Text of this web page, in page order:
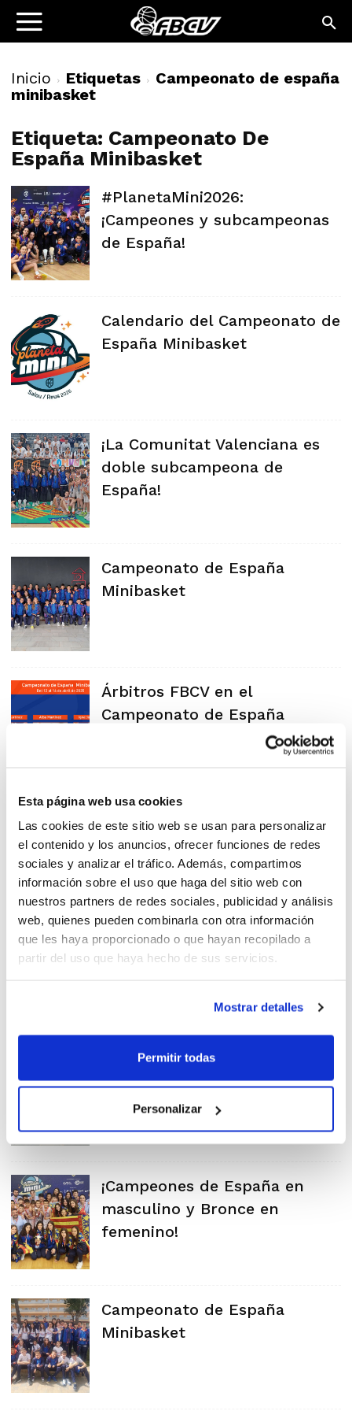
Esta página web usa cookies
Las cookies de este sitio web se usan para personalizar
el contenido y los anuncios, ofrecer funciones de redes
sociales y analizar el tráfico. Además, compartimos
información sobre el uso que haga del sitio web con
nuestros partners de redes sociales, publicidad y análisis
web, quienes pueden combinarla con otra información
que les haya proporcionado o que hayan recopilado a
partir del uso que haya hecho de sus servicios.
Mostrar detalles
Permitir todas
Personalizar
Inicio Etiquetas
Campeonato de españa
minibasket
Etiqueta: Campeonato De
España Minibasket
#PlanetaMini2026:
¡Campeones y subcampeonas
de España!
Calendario del Campeonato de
España Minibasket
¡La Comunitat Valenciana es
doble subcampeona de
España!
Campeonato de España
Minibasket
Árbitros FBCV en el
Campeonato de España
España Minibasket
¡La Comunitat Valenciana es
doble subcampeona de
Campeonato de España
Minibasket
¡Campeones de España en
masculino y Bronce en
femenino!
Campeonato de España
Minibasket